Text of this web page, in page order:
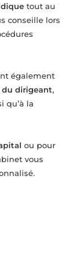
tout au
conseille lors
également
du dirigeant,
qu’à la
ou pour
vous